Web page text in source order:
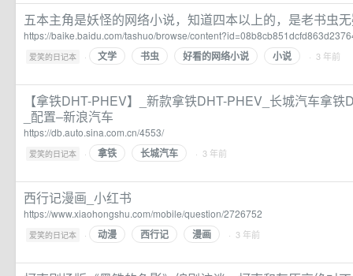
五本主角是妖怪的网络小说，知道四本以上的，是老书虫
https://baike.baidu.com/tashuo/browse/
爱笑的日记本 · 文学 书虫 好看的网络小说 小说 · 3 年前
【拿铁DHT-PHEV】_新款拿铁DHT-PHEV_长城汽车拿
_配置–新浪汽车
https://db.auto.sina.com.cn/4553/
爱笑的日记本 · 拿铁 长城汽车 · 3 年前
西行记漫画_小红书
https://www.xiaohongshu.com/mobile/question/2726752
爱笑的日记本 · 动漫 西行记 漫画 · 3 年前